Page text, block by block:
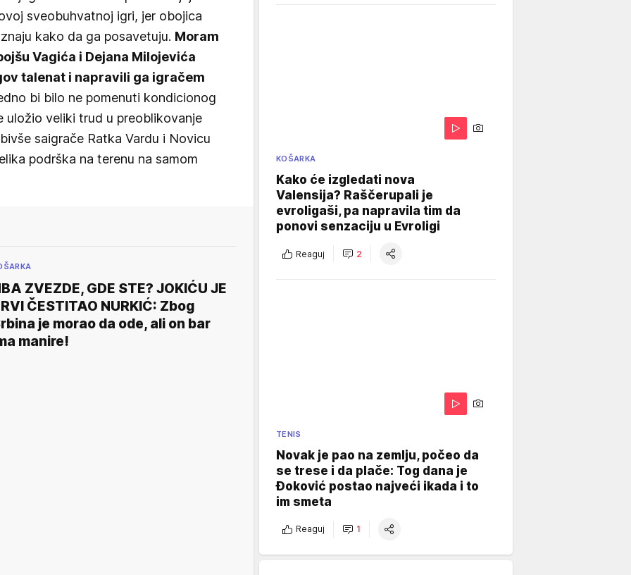
sveobuhvatnoj igri, jer obojica
kako da ga posavetuju. Moram
Vagića i Dejana Milojevića
talenat i napravili ga igračem
bi bilo ne pomenuti kondicionog
uložio veliki trud u preoblikovanje
saigrače Ratka Vardu i Novicu
podrška na terenu na samom
ZVEZDE, GDE STE? JOKIĆU JE
ČESTITAO NURKIĆ: Zbog
je morao da ode, ali on bar
manire!
KOŠARKA
Kako će izgledati nova
Valensija? Raščerupali je
evroligaši, pa napravila tim da
ponovi senzaciju u Evroligi
Reaguj 2
TENIS
Novak je pao na zemlju, počeo da
se trese i da plače: Tog dana je
Đoković postao najveći ikada i to
im smeta
Reaguj 1